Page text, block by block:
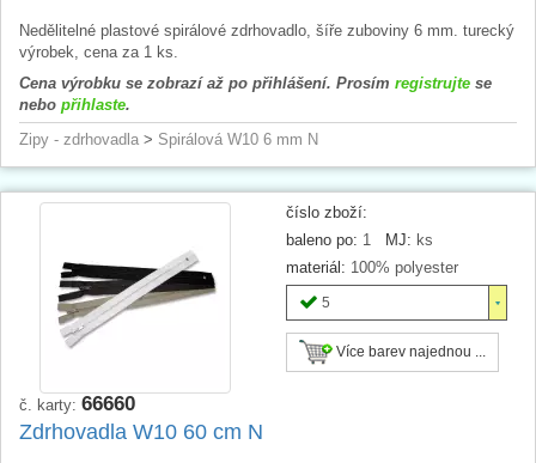
Nedělitelné plastové spirálové zdrhovadlo, šíře zuboviny 6 mm. turecký
výrobek, cena za 1 ks.
Cena výrobku se zobrazí až po přihlášení. Prosím registrujte se
nebo přihlaste.
Zipy - zdrhovadla > Spirálová W10 6 mm N
číslo zboží:
baleno po: 1 MJ: ks
materiál: 100% polyester
5
Více barev najednou ...
č. karty: 66660
Zdrhovadla W10 60 cm N